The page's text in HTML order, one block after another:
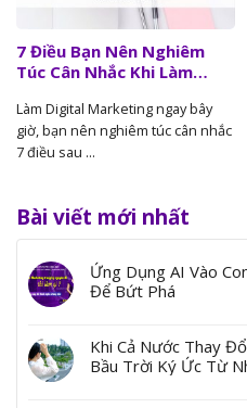
7 Điều Bạn Nên Nghiêm
Túc Cân Nhắc Khi Làm
Bây Giờ
Làm Digital Marketing ngay bây
giờ, bạn nên nghiêm túc cân nhắc
7 điều sau ...
Bài viết mới nhất
Ứng Dụng AI Vào
Để Bứt Phá
Khi Cả Nước Thay
Bầu Trời Ký Ức Từ